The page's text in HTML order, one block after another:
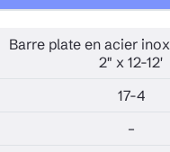
Barre plate en acier
2" x 12-12'
17-4
–